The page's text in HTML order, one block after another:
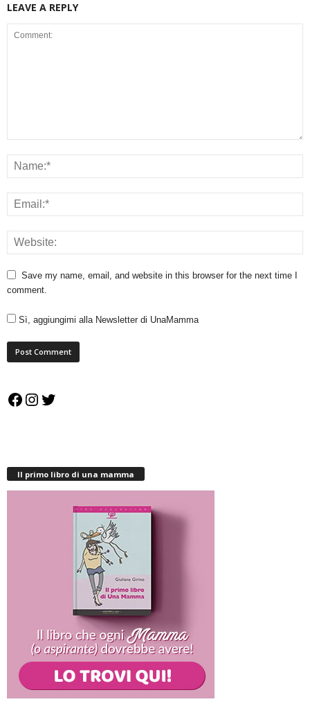
LEAVE A REPLY
Save my name, email, and website in this browser for the next time I
comment.
Sì, aggiungimi alla Newsletter di UnaMamma
Facebook
Instagram
Twitter
Il primo libro di una mamma